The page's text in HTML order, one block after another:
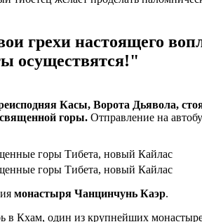
грехи настоящего
осуществятся!"
Касы, Ворота Дьявола,
горы. Отправление на
монастыря Чанцинчунь Каэр.
в Кхам, один из крупнейших